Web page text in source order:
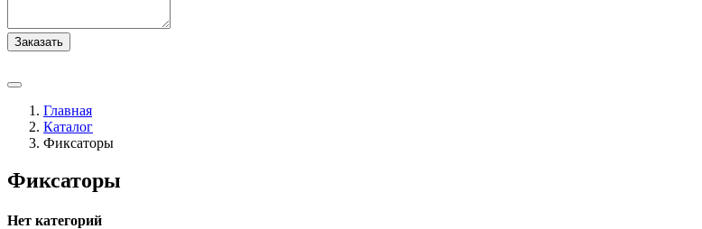
Заказать
Главная
Каталог
Фиксаторы
Фиксаторы
Нет категорий